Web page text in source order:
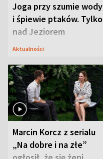
Joga przy szumie wody
i śpiewie ptaków. Tylko
nad Jeziorem
Tarnobrzeskim
Aktualności
Marcin Korcz z serialu
„Na dobre i na złe”